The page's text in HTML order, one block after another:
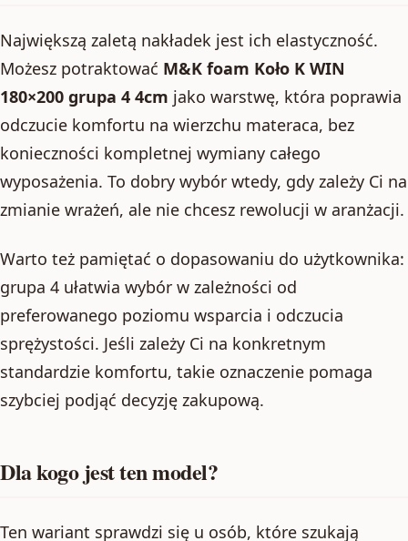
Największą zaletą nakładek jest ich elastyczność.
Możesz potraktować M&K foam Koło K WIN
180×200 grupa 4 4cm jako warstwę, która poprawia
odczucie komfortu na wierzchu materaca, bez
konieczności kompletnej wymiany całego
wyposażenia. To dobry wybór wtedy, gdy zależy Ci na
zmianie wrażeń, ale nie chcesz rewolucji w aranżacji.
Warto też pamiętać o dopasowaniu do użytkownika:
grupa 4 ułatwia wybór w zależności od
preferowanego poziomu wsparcia i odczucia
sprężystości. Jeśli zależy Ci na konkretnym
standardzie komfortu, takie oznaczenie pomaga
szybciej podjąć decyzję zakupową.
Dla kogo jest ten model?
Ten wariant sprawdzi się u osób, które szukają